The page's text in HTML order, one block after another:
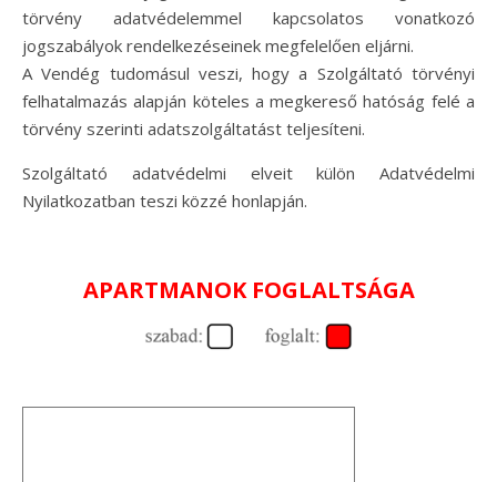
törvény adatvédelemmel kapcsolatos vonatkozó
jogszabályok rendelkezéseinek megfelelően eljárni.
A Vendég tudomásul veszi, hogy a Szolgáltató törvényi
felhatalmazás alapján köteles a megkereső hatóság felé a
törvény szerinti adatszolgáltatást teljesíteni.
Szolgáltató adatvédelmi elveit külön Adatvédelmi
Nyilatkozatban teszi közzé honlapján.
APARTMANOK FOGLALTSÁGA